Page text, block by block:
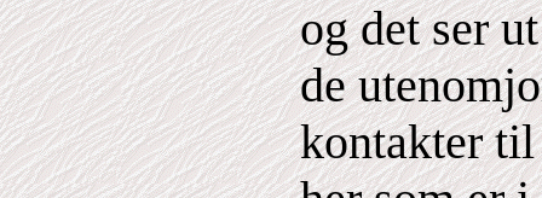
og det ser
de
kontakter